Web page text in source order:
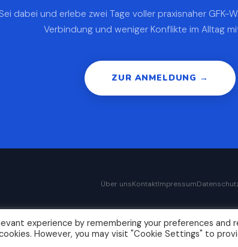
Sei dabei und erlebe zwei Tage voller praxisnaher GFK-
Verbindung und weniger Konflikte im Alltag
ZUR ANMELDUNG →
Über unsKontaktImpressum
© 2026 GFK-Tage Fürth · Impact Institut · Organisiert von Pierre
experience by remembering your preferences and
However, you may visit "Cookie Settings" to